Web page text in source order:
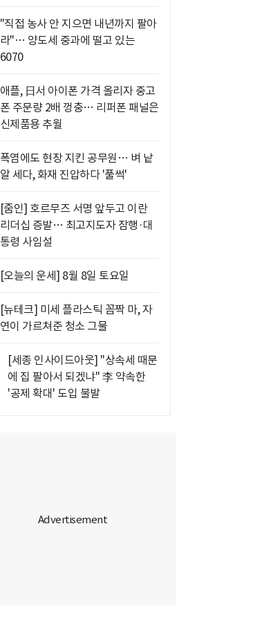
"직접 농사 안 지으면 내년까지 팔아
라"… 양도세 중과에 떨고 있는
6070
애플, 日서 아이폰 가격 올리자 중고
폰 주문량 2배 껑충… 리퍼폰 패널은
신제품용 추월
폭염에도 현장 지킨 공무원… 벼 낱
알 세다, 화재 진압하다 '풀썩'
[줌인] 호르무즈 서명 앞두고 이란
리더십 증발… 최고지도자 잠행·대
통령 사임설
[오늘의 운세] 8월 8일 토요일
[뉴테크] 미세 플라스틱 꼼짝 마, 자
연이 가르쳐준 청소 그물
[세종 인사이드아웃] "상속세 때문
에 집 팔아서 되겠냐" 李 약속한
'공제 확대' 도입 불발